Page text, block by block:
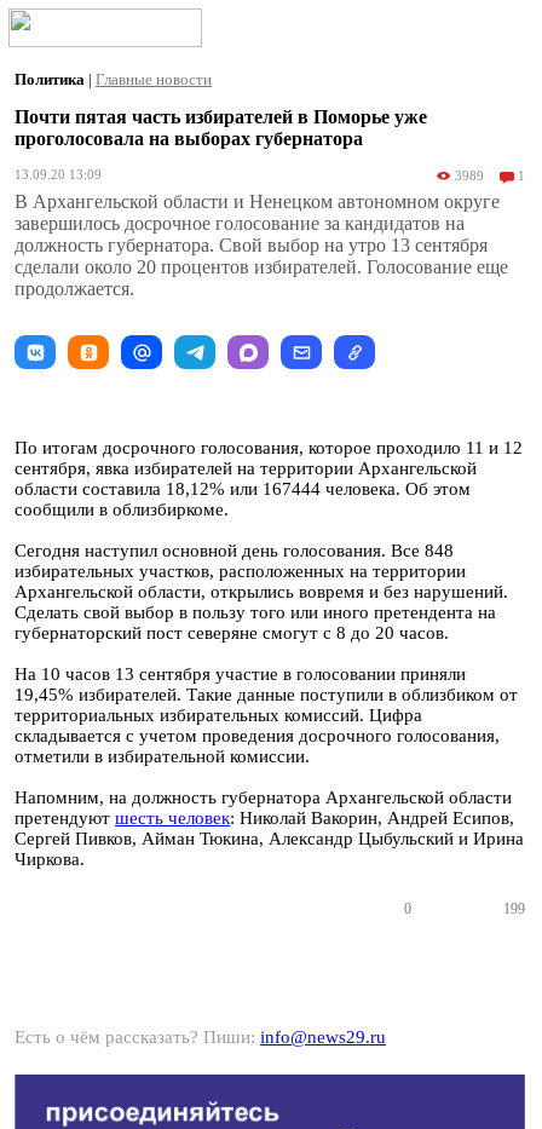
Политика | Главные новости
Почти пятая часть избирателей в Поморье уже
проголосовала на выборах губернатора
13.09.20 13:09 3989 1
В Архангельской области и Ненецком автономном округе
завершилось досрочное голосование за кандидатов на
должность губернатора. Свой выбор на утро 13 сентября
сделали около 20 процентов избирателей. Голосование еще
продолжается.
По итогам досрочного голосования, которое проходило 11 и 12
сентября, явка избирателей на территории Архангельской
области составила 18,12% или 167444 человекa. Об этом
сообщили в облизбиркоме.
Сегодня наступил основной день голосования. Все 848
избирательных участков, расположенных на территории
Архангельской области, открылись вовремя и без нарушений.
Сделать свой выбор в пользу того или иного претендента на
губернаторский пост северяне смогут с 8 до 20 часов.
На 10 часов 13 сентября участие в голосовании приняли
19,45% избирателей. Такие данные поступили в облизбиком от
территориальных избирательных комиссий. Цифра
складывается с учетом проведения досрочного голосования,
отметили в избирательной комиссии.
Напомним, на должность губернатора Архангельской области
претендуют шесть человек: Николай Вакорин, Андрей Есипов,
Сергей Пивков, Айман Тюкина, Александр Цыбульский и Ирина
Чиркова.
0 199
Есть о чём рассказать? Пиши: info@news29.ru